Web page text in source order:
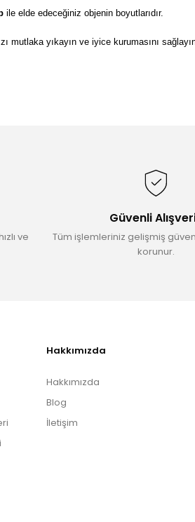
ile elde edeceğiniz objenin boyutlarıdır.
mutlaka yıkayın ve iyice kurumasını
ve
Güvenli
Tüm işlemleriniz gelişmiş
korunur.
Hakkımızda
Hakkımızda
Blog
İletişim